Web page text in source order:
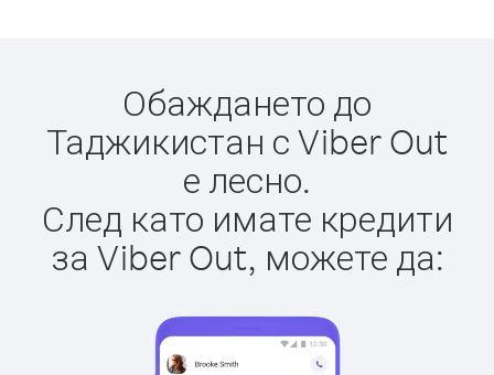
Обаждането до
Таджикистан с Viber Out
е лесно.
След като имате кредити
за Viber Out, можете да: